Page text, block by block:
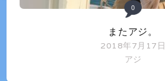
0
またアジ。
2018年7月17日
アジ